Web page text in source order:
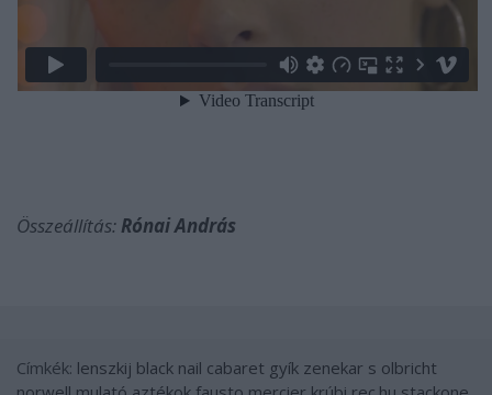
Összeállítás:Rónai András
Címkék: lenszkij black nail cabaret gyík zenekar s olbricht